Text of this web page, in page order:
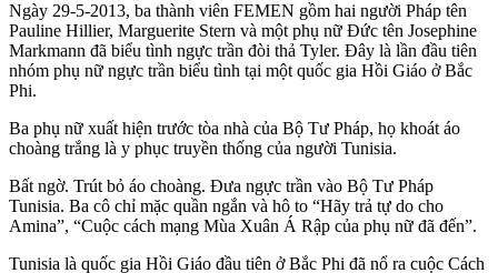
Ngày 29-5-2013, ba thành viên FEMEN gồm hai người Pháp tên
Pauline Hillier, Marguerite Stern và một phụ nữ Đức tên Josephine
Markmann đã biểu tình ngực trần đòi thả Tyler. Đây là lần đầu tiên
nhóm phụ nữ ngực trần biểu tình tại một quốc gia Hồi Giáo ở Bắc
Phi.
Ba phụ nữ xuất hiện trước tòa nhà của Bộ Tư Pháp, họ khoát áo
choàng trắng là y phục truyền thống của người Tunisia.
Bất ngờ. Trút bỏ áo choàng. Đưa ngực trần vào Bộ Tư Pháp
Tunisia. Ba cô chỉ mặc quần ngắn và hô to “Hãy trả tự do cho
Amina”, “Cuộc cách mạng Mùa Xuân Á Rập của phụ nữ đã đến”.
Tunisia là quốc gia Hồi Giáo đầu tiên ở Bắc Phi đã nổ ra cuộc Cách